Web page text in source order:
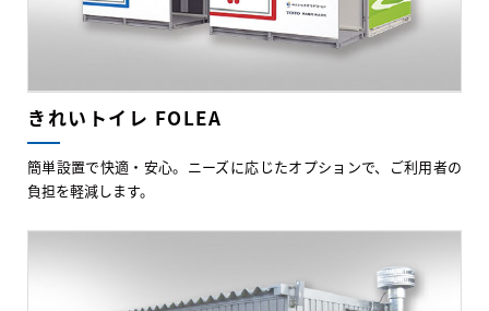
きれいトイレ FOLEA
簡単設置で快適・安心。ニーズに応じたオプションで、ご利用者の
負担を軽減します。